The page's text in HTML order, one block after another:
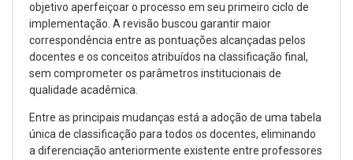
objetivo aperfeiçoar o processo em seu primeiro ciclo de
implementação. A revisão buscou garantir maior
correspondência entre as pontuações alcançadas pelos
docentes e os conceitos atribuídos na classificação final,
sem comprometer os parâmetros institucionais de
qualidade acadêmica.
Entre as principais mudanças está a adoção de uma tabela
única de classificação para todos os docentes, eliminando
a diferenciação anteriormente existente entre professores